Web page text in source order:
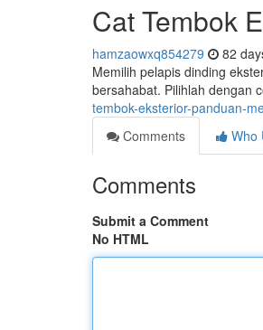
Cat Tembok
hamzaowxq854279 82
Memilih pelapis dinding
bersahabat. Pilihlah dengan
tembok-eksterior-panduan-
Comments
Who
Comments
Submit a Comment
No HTML